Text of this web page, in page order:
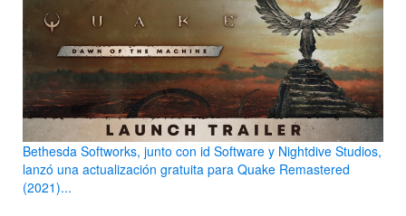
Bethesda Softworks, junto con id Software y Nightdive Studios,
lanzó una actualización gratuita para Quake Remastered
(2021)...